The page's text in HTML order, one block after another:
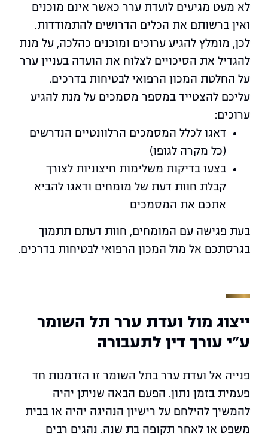
לא מעט מגיעים לועדת ערר כאשר אינם מוכנים
ואין ברשותם את הכלים הדרושים להתמודדות.
לכן, מומלץ להגיע ערוכים ומוכנים כהלכה, על מנת
להגדיל את הסיכויים לצלוח את הועדה בעניין ערר
על החלטת המכון הרפואי לבטיחות בדרכים.
עליכם להצטייד במספר מסמכים על מנת להגיע
ערוכים:
דאגו לכלל המסמכים הרלוונטיים הנדרשים
(כל מקרה לגופו)
בצעו בדיקות משלימות חיצוניות לצורך
קבלת חוות דעת של מומחים ודאגו להביא
אתכם את המסמכים
בעת פגישה עם המומחים, חוות דעתם תתמוך
בגרסתכם אל מול המכון הרפואי לבטיחות בדרכים.
ייצוג מול ועדת ערר תל השומר
ע"י עורך דין לתעבורה
פנייה אל ועדת ערר בתל השומר זו הזדמנות חד
פעמית בזמן נתון. הפעם הבאה שניתן יהיה
להמשיך להילחם על רישיון הנהיגה יהיה או בבית
משפט או לאחר תקופה בת שנה. נהגים רבים